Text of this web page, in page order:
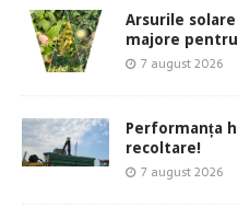
Arsurile
majore
7 august 2026
Performanța
recoltare!
7 august 2026